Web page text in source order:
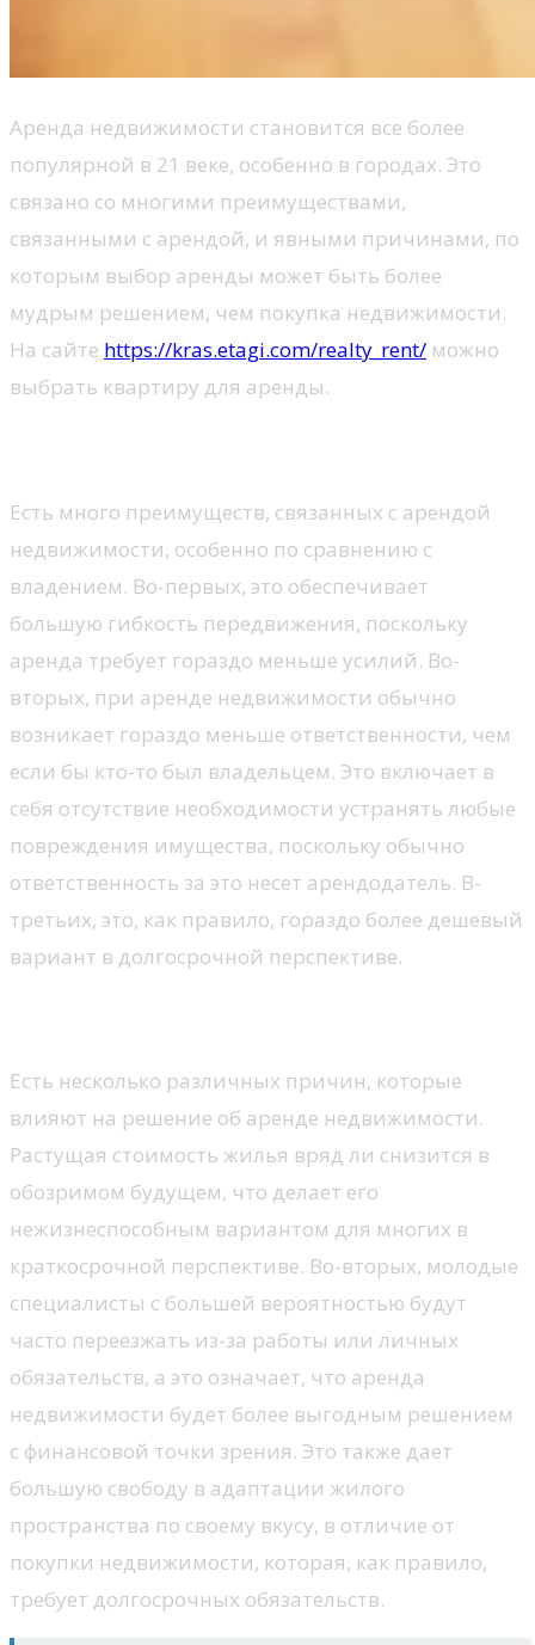
Аренда недвижимости становится все более
популярной в 21 веке, особенно в городах. Это
связано со многими преимуществами,
связанными с арендой, и явными причинами, по
которым выбор аренды может быть более
мудрым решением, чем покупка недвижимости.
На сайте https://kras.etagi.com/realty_rent/ можно
выбрать квартиру для аренды.
Есть много преимуществ, связанных с арендой
недвижимости, особенно по сравнению с
владением. Во-первых, это обеспечивает
большую гибкость передвижения, поскольку
аренда требует гораздо меньше усилий. Во-
вторых, при аренде недвижимости обычно
возникает гораздо меньше ответственности, чем
если бы кто-то был владельцем. Это включает в
себя отсутствие необходимости устранять любые
повреждения имущества, поскольку обычно
ответственность за это несет арендодатель. В-
третьих, это, как правило, гораздо более дешевый
вариант в долгосрочной перспективе.
Есть несколько различных причин, которые
влияют на решение об аренде недвижимости.
Растущая стоимость жилья вряд ли снизится в
обозримом будущем, что делает его
нежизнеспособным вариантом для многих в
краткосрочной перспективе. Во-вторых, молодые
специалисты с большей вероятностью будут
часто переезжать из-за работы или личных
обязательств, а это означает, что аренда
недвижимости будет более выгодным решением
с финансовой точки зрения. Это также дает
большую свободу в адаптации жилого
пространства по своему вкусу, в отличие от
покупки недвижимости, которая, как правило,
требует долгосрочных обязательств.